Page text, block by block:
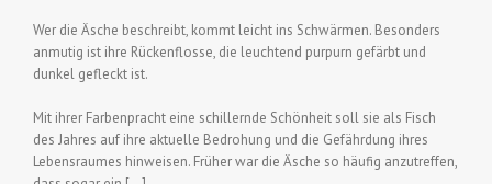
Wer die Äsche beschreibt, kommt leicht ins Schwärmen. Besonders
anmutig ist ihre Rückenflosse, die leuchtend purpurn gefärbt und
dunkel gefleckt ist.
Mit ihrer Farbenpracht eine schillernde Schönheit soll sie als Fisch
des Jahres auf ihre aktuelle Bedrohung und die Gefährdung ihres
Lebensraumes hinweisen. Früher war die Äsche so häufig anzutreffen,